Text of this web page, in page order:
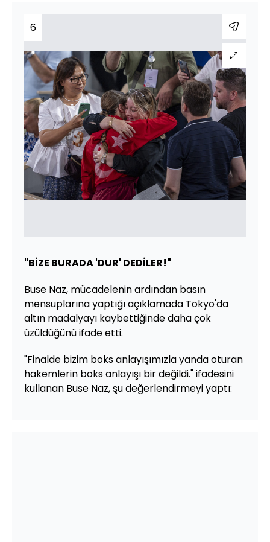
6
"BİZE BURADA 'DUR' DEDİLER!"
Buse Naz, mücadelenin ardından basın
mensuplarına yaptığı açıklamada Tokyo'da
altın madalyayı kaybettiğinde daha çok
üzüldüğünü ifade etti.
"Finalde bizim boks anlayışımızla yanda oturan
hakemlerin boks anlayışı bir değildi." ifadesini
kullanan Buse Naz, şu değerlendirmeyi yaptı: